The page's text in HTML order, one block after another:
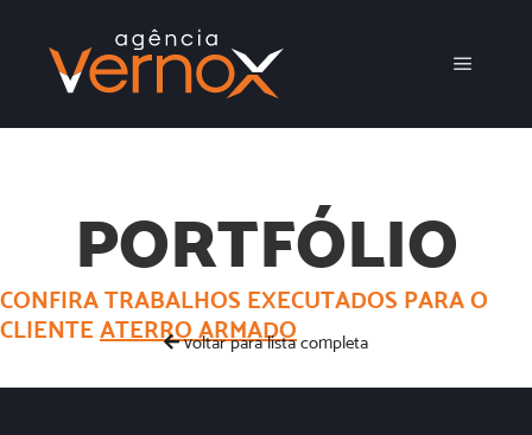
PORTFÓLIO
CONFIRA TRABALHOS EXECUTADOS PARA O
CLIENTE ATERRO ARMADO
voltar para lista completa